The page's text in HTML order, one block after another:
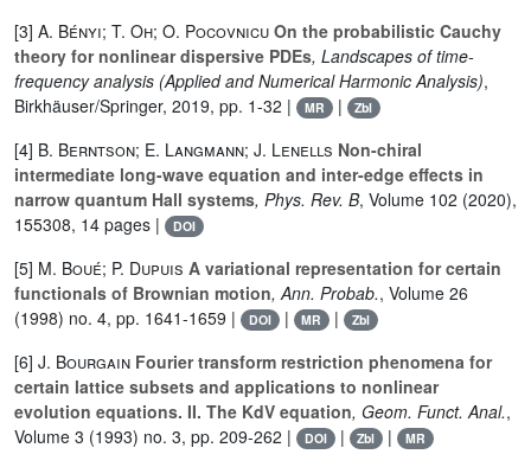
[3] A. Bényi; T. Oh; O. Pocovnicu On the probabilistic Cauchy
theory for nonlinear dispersive PDEs, Landscapes of time-
frequency analysis (Applied and Numerical Harmonic Analysis),
Birkhäuser/Springer, 2019, pp. 1-32 |
MR | Zbl
[4] B. Berntson; E. Langmann; J. Lenells Non-chiral
intermediate long-wave equation and inter-edge effects in
narrow quantum Hall systems, Phys. Rev. B, Volume 102 (2020),
155308, 14 pages |
DOI
[5] M. Boué; P. Dupuis A variational representation for certain
functionals of Brownian motion, Ann. Probab., Volume 26
(1998) no. 4, pp. 1641-1659 |
DOI | MR | Zbl
[6] J. Bourgain Fourier transform restriction phenomena for
certain lattice subsets and applications to nonlinear
evolution equations. II. The KdV equation, Geom. Funct. Anal.,
Volume 3 (1993) no. 3, pp. 209-262 | DOI | Zbl | MR